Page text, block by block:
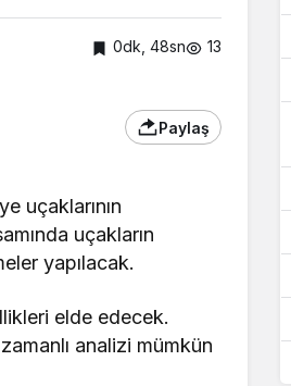
0dk, 48sn 13
Paylaş
uçaklarının
uçakların
yapılacak.
elde edecek.
analizi mümkün